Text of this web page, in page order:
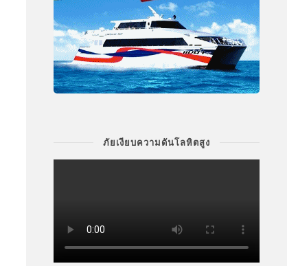
ภัยเงียบความดันโลหิตสูง